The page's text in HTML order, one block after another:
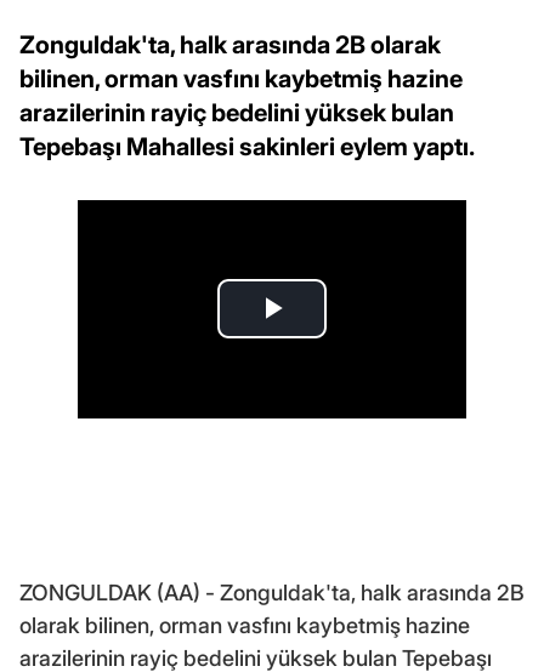
Zonguldak'ta, halk arasında 2B olarak
bilinen, orman vasfını kaybetmiş hazine
arazilerinin rayiç bedelini yüksek bulan
Tepebaşı Mahallesi sakinleri eylem yaptı.
ZONGULDAK (AA) - Zonguldak'ta, halk arasında 2B
olarak bilinen, orman vasfını kaybetmiş hazine
arazilerinin rayiç bedelini yüksek bulan Tepebaşı